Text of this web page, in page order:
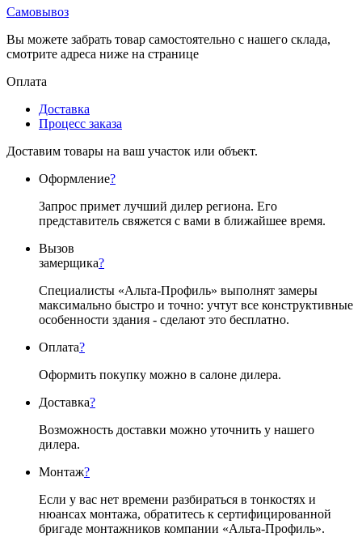
Самовывоз
Вы можете забрать товар самостоятельно с нашего склада,
смотрите адреса ниже на странице
Оплата
Доставка
Процесс заказа
Доставим товары на ваш участок или объект.
Оформление?
Запрос примет лучший дилер региона. Его
представитель свяжется с вами в ближайшее время.
Вызов
замерщика?
Специалисты «Альта-Профиль» выполнят замеры
максимально быстро и точно: учтут все конструктивные
особенности здания - сделают это бесплатно.
Оплата?
Оформить покупку можно в салоне дилера.
Доставка?
Возможность доставки можно уточнить у нашего
дилера.
Монтаж?
Если у вас нет времени разбираться в тонкостях и
нюансах монтажа, обратитесь к сертифицированной
бригаде монтажников компании «Альта-Профиль».